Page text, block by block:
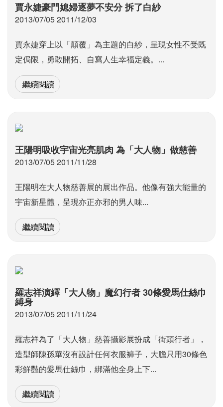
賈永婕豪門媳婦逐夢不安分 拆了白紗
2013/07/05 2011/12/03
賈永婕穿上以「顛覆」為主題的白紗，呈現女性不受既
定侷限，勇敢開拓、自寫人生幸福定義。...
繼續閱讀
王陽明吸收宇宙光亮肌肉 為「大人物」做慈善
2013/07/05 2011/11/28
王陽明在大人物慈善展的展出作品。他像有強大能量的
宇宙新星體，呈現亦正亦邪的男人味...
繼續閱讀
羅志祥演繹「大人物」魔幻行者 30條愛馬仕絲巾
縛身
2013/07/05 2011/11/24
羅志祥為了「大人物」慈善攝影展扮成「街頭行者」，
造型師陳孫華沒有設計任何衣服褲子，大膽只用30條色
彩鮮豔的愛馬仕絲巾，綁滿他全身上下...
繼續閱讀